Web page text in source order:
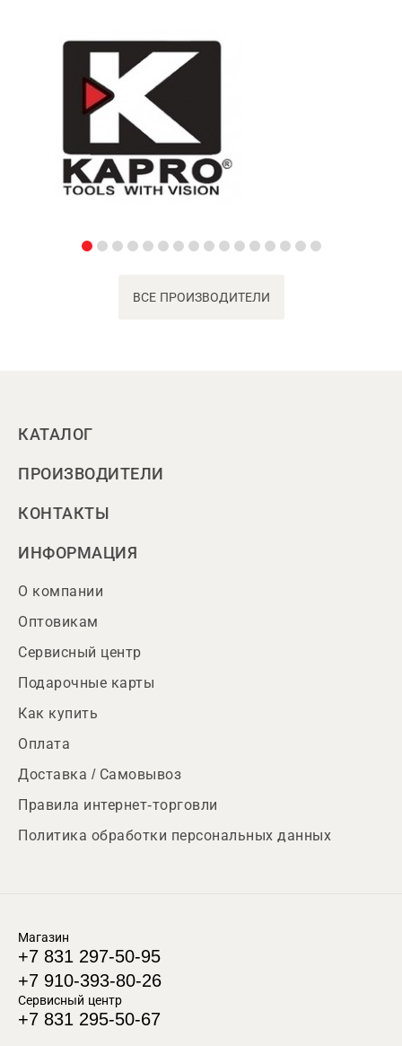
ВСЕ ПРОИЗВОДИТЕЛИ
КАТАЛОГ
ПРОИЗВОДИТЕЛИ
КОНТАКТЫ
ИНФОРМАЦИЯ
О компании
Оптовикам
Сервисный центр
Подарочные карты
Как купить
Оплата
Доставка / Самовывоз
Правила интернет-торговли
Политика обработки персональных данных
Магазин
+7 831 297-50-95
+7 910-393-80-26
Сервисный центр
+7 831 295-50-67